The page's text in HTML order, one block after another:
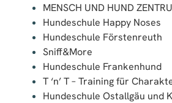
MENSCH UND HUND
Hundeschule Happy Noses
Hundeschule Förstenreuth
Sniff&More
Hundeschule Frankenhund
T ‘n’ T – Training für
Hundeschule Ostallgäu und